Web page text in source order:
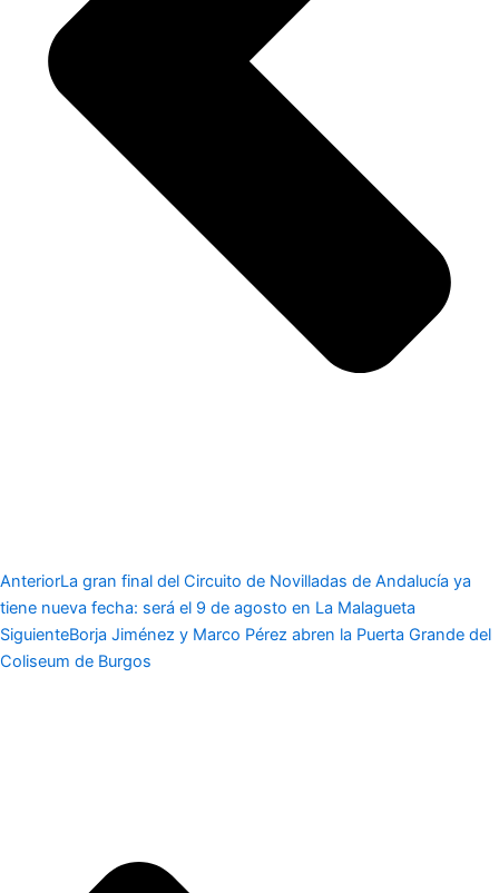
AnteriorLa gran final del Circuito de Novilladas de Andalucía ya
tiene nueva fecha: será el 9 de agosto en La Malagueta
SiguienteBorja Jiménez y Marco Pérez abren la Puerta Grande del
Coliseum de Burgos